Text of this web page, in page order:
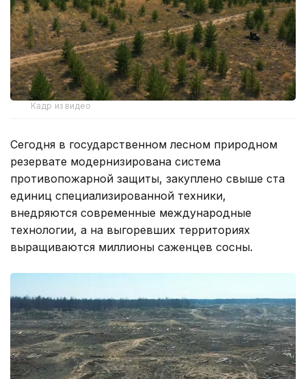
Кадр из видео
Сегодня в государственном лесном природном
резервате модернизирована система
противопожарной защиты, закуплено свыше ста
единиц специализированной техники,
внедряются современные международные
технологии, а на выгоревших территориях
выращиваются миллионы саженцев сосны.